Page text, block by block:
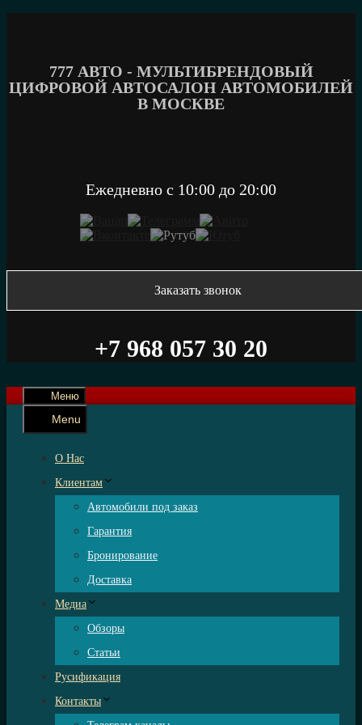
777 АВТО - МУЛЬТИБРЕНДОВЫЙ
ЦИФРОВОЙ АВТОСАЛОН АВТОМОБИЛЕЙ
В МОСКВЕ
Ежедневно c 10:00 до 20:00
Заказать звонок
+7 968 057 30 20
Меню
Menu
О Нас
Клиентам
Автомобили под заказ
Гарантия
Бронирование
Доставка
Медиа
Обзоры
Статьи
Русификация
Контакты